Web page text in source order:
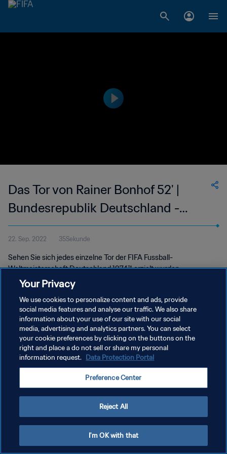
Das Tor von Rainer Bonhof 52' |
Bundesrepublik Deutschland -
Schweden | FIFA Fussball-
Weltmeisterschaft Deutschland
1974™
22. Sep. 2022 35Sekunde
Sehen Sie sich jedes einzelne Tor der FIFA Fussball-
Weltmeisterschaft Deutschland 1974™ erzielt wurden.
DATENSCHUTZ
NUTZUNGSBEDINGUNGEN
COOKIE-EINSTELLUNGEN VERWALTEN
Your Privacy
We use cookies to personalize content and ads, provide
social media features and analyse our traffic. We also share
information about your use of our site with our social
media, advertising and analytics partners. You can select
your cookie preferences by clicking on the buttons on the
right and place a do not sell or share my personal
information request. Data Protection Portal
Preference Center
Reject All
I'm OK with that